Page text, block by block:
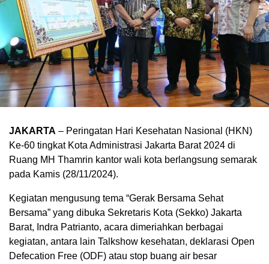
JAKARTA – Peringatan Hari Kesehatan Nasional (HKN)
Ke-60 tingkat Kota Administrasi Jakarta Barat 2024 di
Ruang MH Thamrin kantor wali kota berlangsung semarak
pada Kamis (28/11/2024).
Kegiatan mengusung tema “Gerak Bersama Sehat
Bersama” yang dibuka Sekretaris Kota (Sekko) Jakarta
Barat, Indra Patrianto, acara dimeriahkan berbagai
kegiatan, antara lain Talkshow kesehatan, deklarasi Open
Defecation Free (ODF) atau stop buang air besar